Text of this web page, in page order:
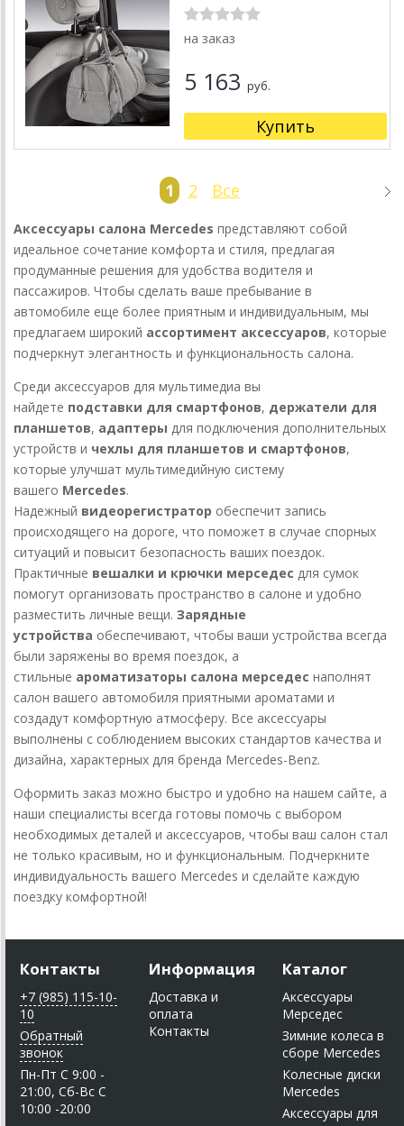
на заказ
5 163 руб.
Купить
1 2 Все
Аксессуары салона Mercedes представляют собой
идеальное сочетание комфорта и стиля, предлагая
продуманные решения для удобства водителя и
пассажиров. Чтобы сделать ваше пребывание в
автомобиле еще более приятным и индивидуальным, мы
предлагаем широкий ассортимент аксессуаров, которые
подчеркнут элегантность и функциональность салона.
Среди аксессуаров для мультимедиа вы
найдете подставки для смартфонов, держатели для
планшетов, адаптеры для подключения дополнительных
устройств и чехлы для планшетов и смартфонов,
которые улучшат мультимедийную систему
вашего Mercedes.
Надежный видеорегистратор обеспечит запись
происходящего на дороге, что поможет в случае спорных
ситуаций и повысит безопасность ваших поездок.
Практичные вешалки и крючки мерседес для сумок
помогут организовать пространство в салоне и удобно
разместить личные вещи. Зарядные
устройства обеспечивают, чтобы ваши устройства всегда
были заряжены во время поездок, а
стильные ароматизаторы салона мерседес наполнят
салон вашего автомобиля приятными ароматами и
создадут комфортную атмосферу. Все аксессуары
выполнены с соблюдением высоких стандартов качества и
дизайна, характерных для бренда Mercedes-Benz.
Оформить заказ можно быстро и удобно на нашем сайте, а
наши специалисты всегда готовы помочь с выбором
необходимых деталей и аксессуаров, чтобы ваш салон стал
не только красивым, но и функциональным. Подчеркните
индивидуальность вашего Mercedes и сделайте каждую
поездку комфортной!
Контакты
+7 (985) 115-10-
10
Обратный
звонок
Пн-Пт C 9:00 -
21:00, Сб-Вс С
10:00 -20:00
Информация
Доставка и
оплата
Контакты
Каталог
Аксессуары
Мерседес
Зимние колеса в
сборе Mercedes
Колесные диски
Mercedes
Аксессуары для